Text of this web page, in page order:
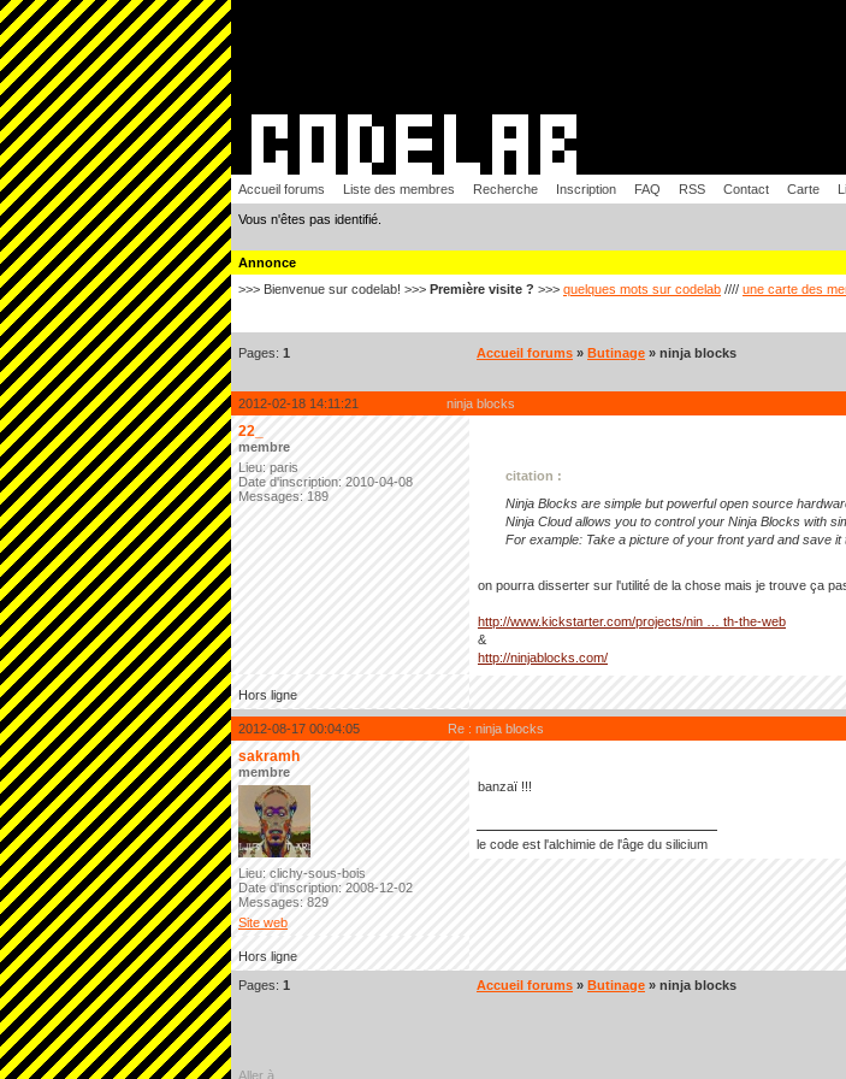
Accueil forums Liste des membres Recherche Inscription FAQ RSS Contact Carte
Vous n'êtes pas identifié.
Annonce
>>> Bienvenue sur codelab! >>> Première visite ? >>> quelques mots sur codelab //// une carte des
Pages: 1 Accueil forums » Butinage » ninja blocks
2012-02-18 14:11:21 ninja blocks
22_
membre
Lieu: paris
Date d'inscription: 2010-04-08
Messages: 189
citation :
Ninja Blocks are simple but powerful open source
Ninja Cloud allows you to control your Ninja Blocks with
For example: Take a picture of your front yard and save
on pourra disserter sur l'utilité de la chose mais je trouve ça
http://www.kickstarter.com/projects/nin … th-the-web
&
http://ninjablocks.com/
Hors ligne
2012-08-17 00:04:05 Re : ninja blocks
sakramh
membre
Lieu: clichy-sous-bois
Date d'inscription: 2008-12-02
Messages: 829
Site web
banzaï !!!
le code est l'alchimie de l'âge du silicium
Hors ligne
Pages: 1 Accueil forums » Butinage » ninja blocks
Aller à